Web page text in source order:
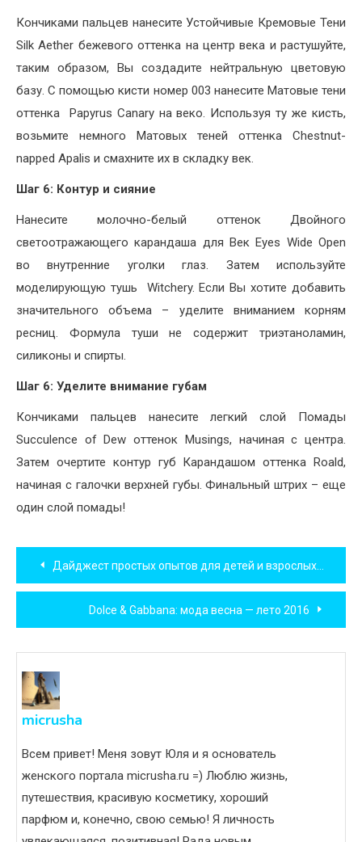
Кончиками пальцев нанесите Устойчивые Кремовые Тени
Silk Aether бежевого оттенка на центр века и растушуйте,
таким образом, Вы создадите нейтральную цветовую
базу. С помощью кисти номер 003 нанесите Матовые тени
оттенка Papyrus Canary на веко. Используя ту же кисть,
возьмите немного Матовых теней оттенка Chestnut-
napped Apalis и смахните их в складку век.
Шаг 6: Контур и сияние
Нанесите молочно-белый оттенок Двойного
светоотражающего карандаша для Век Eyes Wide Open
во внутренние уголки глаз. Затем используйте
моделирующую тушь Witchery. Если Вы хотите добавить
значительного объема – уделите вниманием корням
ресниц. Формула туши не содержит триэтаноламин,
силиконы и спирты.
Шаг 6: Уделите внимание губам
Кончиками пальцев нанесите легкий слой Помады
Succulence of Dew оттенок Musings, начиная с центра.
Затем очертите контур губ Карандашом оттенка Roald,
начиная с галочки верхней губы. Финальный штрих – еще
один слой помады!
Навигация
по
записям
Дайджест простых опытов для детей и взрослых (выпуск №3)
Dolce & Gabbana: мода весна — лето 2016
micrusha
Всем привет! Меня зовут Юля и я основатель
женского портала micrusha.ru =) Люблю жизнь,
путешествия, красивую косметику, хороший
парфюм и, конечно, свою семью! Я личность